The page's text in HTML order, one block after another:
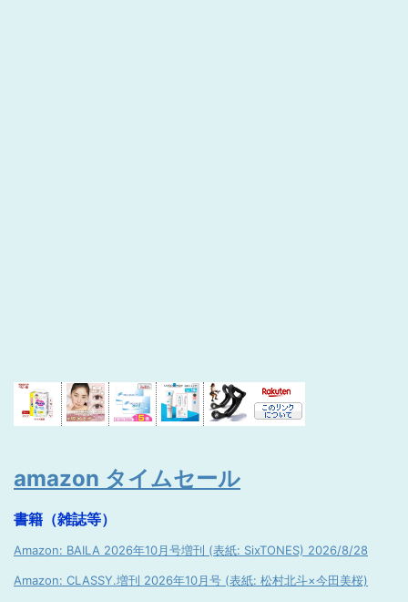
amazon タイムセール
書籍（雑誌等）
Amazon: BAILA 2026年10月号増刊 (表紙: SixTONES) 2026/8/28
Amazon: CLASSY.増刊 2026年10月号 (表紙: 松村北斗×今田美桜)